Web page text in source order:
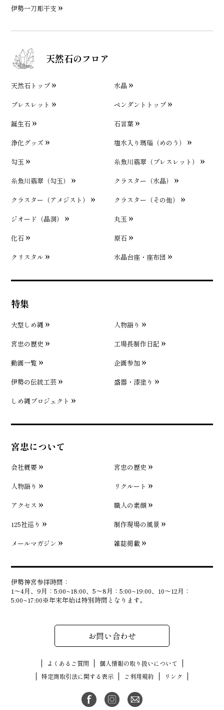
伊勢一刀彫干支
天然石のフロア
天然石トップ
水晶
ブレスレット
ペンダントトップ
誕生石
石言葉
浄化グッズ
塩水入り瑪瑙（めのう）
勾玉
糸魚川翡翠（ブレスレット）
糸魚川翡翠（勾玉）
クラスター（水晶）
クラスター（アメジスト）
クラスター（その他）
ジオード（晶洞）
丸玉
化石
原石
クリスタル
水晶台座・座布団
特集
大型しめ縄
人物語り
宮忠の歴史
工場長制作日記
動画一覧
企画参加
伊勢の伝統工芸
盛器・漆塗り
しめ縄プロジェクト
宮忠について
会社概要
宮忠の歴史
人物語り
リクルート
アクセス
職人の素顔
125社巡り
制作現場の風景
メールマガジン
雑誌掲載
伊勢神宮参拝時間：
1〜4月、9月：5:00~18:00、5〜8月：5:00~19:00、10〜12月：
5:00~17:00※年末年始は特別時間となります。
お問い合わせ
よくあるご質問
個人情報の取り扱いについて
特定商取引法に関する表示
ご利用規約 リンク